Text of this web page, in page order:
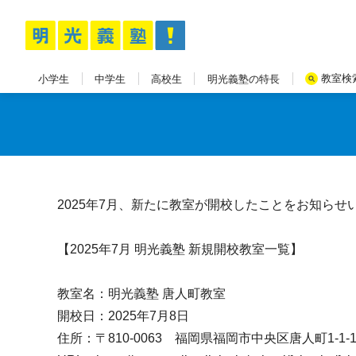
高校生
中学生
小学生 明光義塾の特長 教室検
2025年7月、新たに教室が開校したことをお知らせ
【2025年7月 明光義塾 新規開校教室一覧】
教室名：明光義塾 唐人町教室
開校日：2025年7月8日
住所：〒810-0063 福岡県福岡市中央区唐人町1-1-